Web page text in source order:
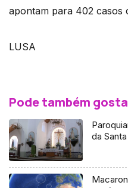
apontam para 402 casos
LUSA
Pode também
da